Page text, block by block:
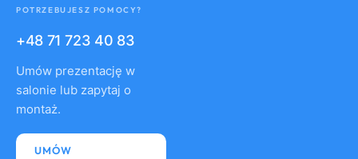
POTRZEBUJESZ POMOCY?
+48 71 723 40 83
Umów prezentację w
salonie lub zapytaj o
montaż.
UMÓW